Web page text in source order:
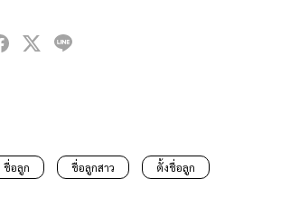
ชื่อลูก ชื่อลูกสาว ตั้งชื่อลูก